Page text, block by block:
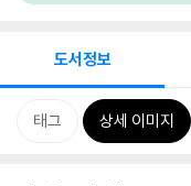
도서정보
태그 상세 이미지